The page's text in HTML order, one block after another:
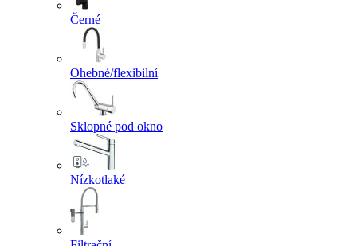
Černé
Ohebné/flexibilní
Sklopné pod okno
Nízkotlaké